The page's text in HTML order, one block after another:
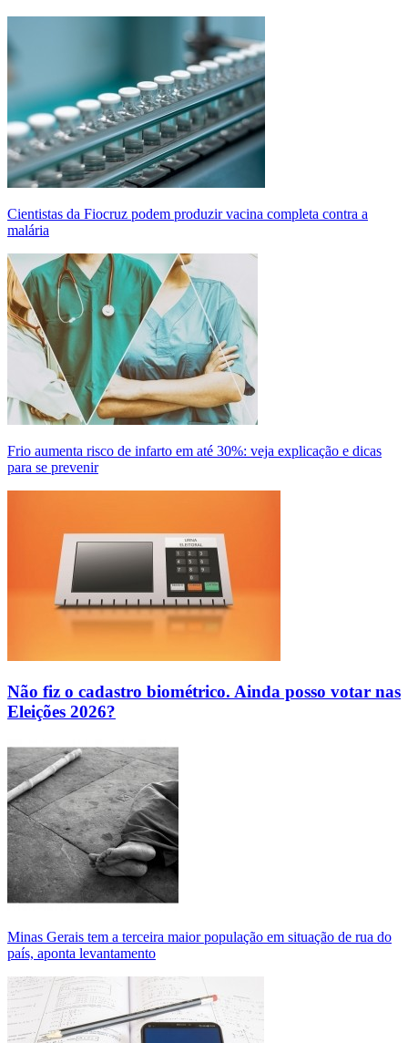
Cientistas da Fiocruz podem produzir vacina completa contra a
malária
Frio aumenta risco de infarto em até 30%: veja explicação e dicas
para se prevenir
Não fiz o cadastro biométrico. Ainda posso votar nas
Eleições 2026?
Minas Gerais tem a terceira maior população em situação de rua do
país, aponta levantamento